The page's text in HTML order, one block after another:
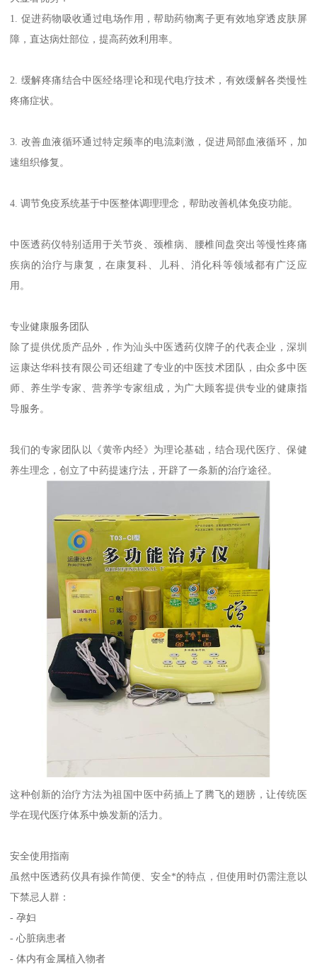
1. 促进药物吸收通过电场作用，帮助药物离子更有效地穿透皮肤屏
障，直达病灶部位，提高药效利用率。
2. 缓解疼痛结合中医经络理论和现代电疗技术，有效缓解各类慢性
疼痛症状。
3. 改善血液循环通过特定频率的电流刺激，促进局部血液循环，加
速组织修复。
4. 调节免疫系统基于中医整体调理理念，帮助改善机体免疫功能。
中医透药仪特别适用于关节炎、颈椎病、腰椎间盘突出等慢性疼痛
疾病的治疗与康复，在康复科、儿科、消化科等领域都有广泛应
用。
专业健康服务团队
除了提供优质产品外，作为汕头中医透药仪牌子的代表企业，深圳
运康达华科技有限公司还组建了专业的中医技术团队，由众多中医
师、养生学专家、营养学专家组成，为广大顾客提供专业的健康指
导服务。
我们的专家团队以《黄帝内经》为理论基础，结合现代医疗、保健
养生理念，创立了中药提速疗法，开辟了一条新的治疗途径。
这种创新的治疗方法为祖国中医中药插上了腾飞的翅膀，让传统医
学在现代医疗体系中焕发新的活力。
安全使用指南
虽然中医透药仪具有操作简便、安全*的特点，但使用时仍需注意以
下禁忌人群：
- 孕妇
- 心脏病患者
- 体内有金属植入物者